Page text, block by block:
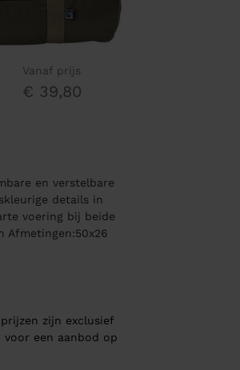
Vanaf prijs
€ 39,80
en verstelbare
details in
voering bij beide
Afmetingen:50x26
zijn exclusief
voor een aanbod op